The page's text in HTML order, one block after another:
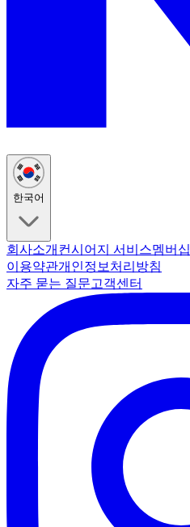
한국어
회사소개 컨시어지 서비스멤버십
이용약관개인정보처리방침
자주 묻는 질문고객센터